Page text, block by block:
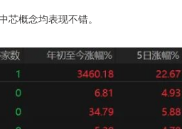
概念均表现不错。